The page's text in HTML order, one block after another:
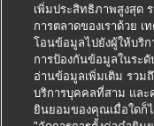
เพิ่มประสิทธิภาพสูงสุด
การตลาดของเราด้วย เ
โอนข้อมูลไปยังผู้ให้บริ
การป้องกันข้อมูลในระดั
อ่านข้อมูลเพิ่มเติม รวม
บริการบุคคลที่สาม และ
ยินยอมของคุณเมื่อใดก็